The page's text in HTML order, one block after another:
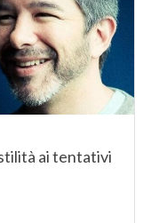
ai tentativi